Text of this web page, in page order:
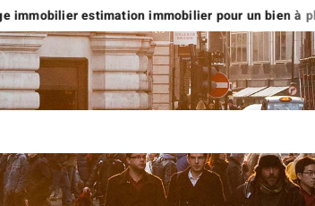
estimation immobilier pour un bien à plus